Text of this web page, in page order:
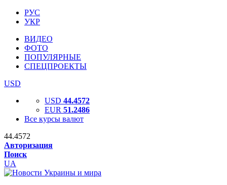
РУС
УКР
ВИДЕО
ФОТО
ПОПУЛЯРНЫЕ
СПЕЦПРОЕКТЫ
USD
USD 44.4572
EUR 51.2486
Все курсы валют
44.4572
Авторизация
Поиск
UA